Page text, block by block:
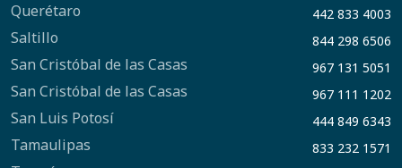
Querétaro 442 833 4003
Saltillo 844 298 6506
San Cristóbal de las Casas 967 131 5051
San Cristóbal de las Casas 967 111 1202
San Luis Potosí 444 849 6343
Tamaulipas 833 232 1571